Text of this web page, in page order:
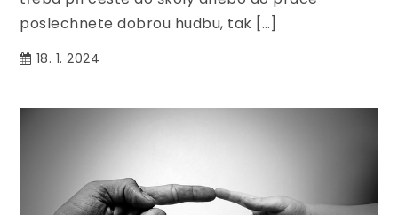
poslechnete dobrou hudbu, tak […]
18. 1. 2024